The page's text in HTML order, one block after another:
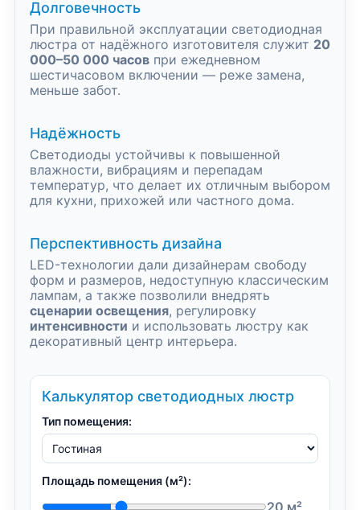
Долговечность
При правильной эксплуатации светодиодная
люстра от надёжного изготовителя служит 20
000–50 000 часов при ежедневном
шестичасовом включении — реже замена,
меньше забот.
Надёжность
Светодиоды устойчивы к повышенной
влажности, вибрациям и перепадам
температур, что делает их отличным выбором
для кухни, прихожей или частного дома.
Перспективность дизайна
LED-технологии дали дизайнерам свободу
форм и размеров, недоступную классическим
лампам, а также позволили внедрять
сценарии освещения, регулировку
интенсивности и использовать люстру как
декоративный центр интерьера.
Калькулятор светодиодных люстр
Тип помещения:
Площадь помещения (м²):
20 м²